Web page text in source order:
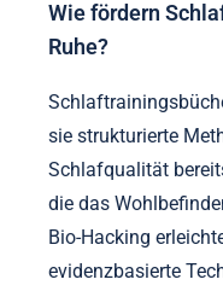
Wie fördern
Ruhe?
sie strukturierte
Schlafqualität
die das
Bio-Hacking
evidenzbasierte